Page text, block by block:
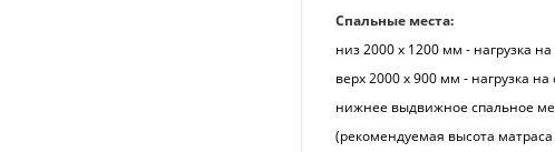
Спальные места:
низ 2000 х 1200 мм - нагрузка
верх 2000 х 900 мм - нагрузка
нижнее выдвижное спальное
(рекомендуемая высота